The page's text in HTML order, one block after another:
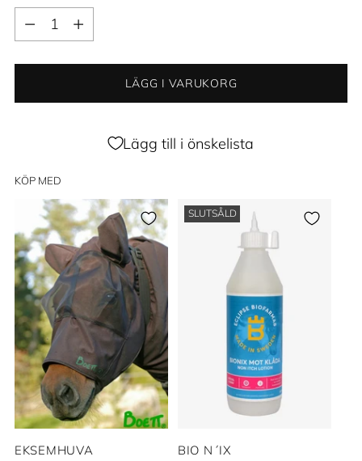
Kvantitet
Kvantitet
LÄGG I VARUKORG
Lägg till i önskelista
KÖP MED
EKSEMHUVA
SLUTSÅLD
BIO N´IX